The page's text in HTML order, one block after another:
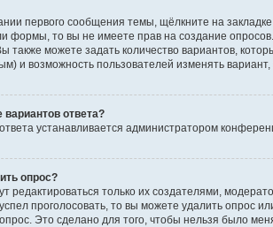
первого сообщения темы, щёлкните на
формы, то вы не имеете прав на создание
также можете задать количество вариантов,
и возможность пользователей изменять
ответа?
устанавливается администратором
опрос?
редактироваться только их создателями,
проголосовать, то вы можете удалить опрос
Это сделано для того, чтобы нельзя было